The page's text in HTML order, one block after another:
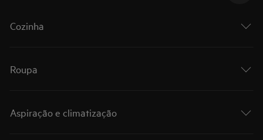
Cozinha
Roupa
Aspiração e climatização